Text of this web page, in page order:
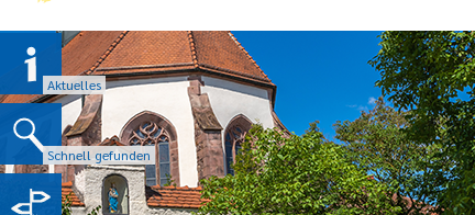
Aktuelles
Schnell gefunden